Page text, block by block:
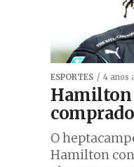
ESPORTES 4 anos
Hamilton
O
Hamilton